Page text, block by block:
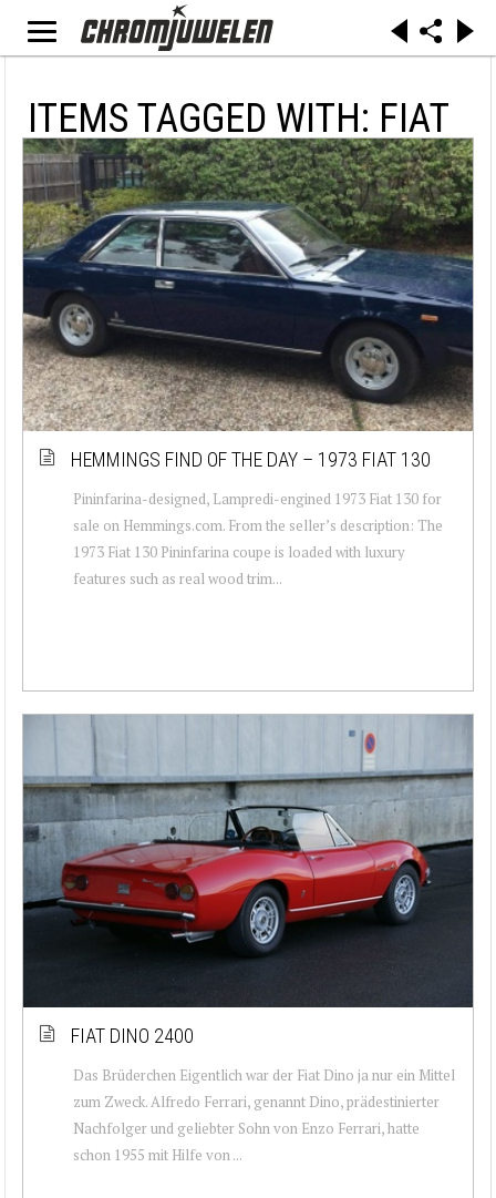
ITEMS TAGGED WITH: FIAT
HEMMINGS FIND OF THE DAY – 1973 FIAT 130
Pininfarina-designed, Lampredi-engined 1973 Fiat 130 for
sale on Hemmings.com. From the seller’s description: The
1973 Fiat 130 Pininfarina coupe is loaded with luxury
features such as real wood trim...
FIAT DINO 2400
Das Brüderchen Eigentlich war der Fiat Dino ja nur ein Mittel
zum Zweck. Alfredo Ferrari, genannt Dino, prädestinierter
Nachfolger und geliebter Sohn von Enzo Ferrari, hatte
schon 1955 mit Hilfe von ...